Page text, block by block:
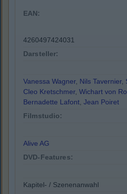
EAN:
4260497424031
Darsteller:
Vanessa Wagner, Nils Tavernier,
Cleo Kretschmer, Wichart von
Bernadette Lafont, Jean Poiret
Filmstudio:
Alive AG
DVD-Features:
Kapitel- / Szenenanwahl